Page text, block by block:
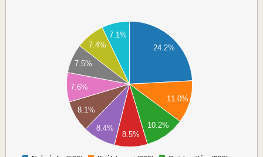
24.2%
11.0%
10.2%
8.5%
8.4%
8.1%
7.6%
7.5%
7.4%
7.1%